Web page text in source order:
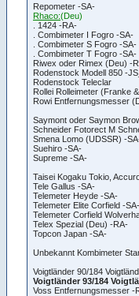
Repometer -SA-
Rhaco:(Deu)
. 1424 -RA-
. Combimeter I Fogro -SA-
. Combimeter S Fogro -SA-
. Combimeter T Fogro -SA-
Riwex oder Rimex (Deu) -
Rodenstock Modell 850 -
Rodenstock Teleclar
Rollei Rolleimeter (Franke
Rowi Entfernungsmesser
Saymont oder Saymon
Schneider Fotorect M
Smena Lomo (UDSSR) -
Suehiro -SA-
Supreme -SA-
Taisei Kogaku Tokio,
Tele Gallus -SA-
Telemeter Heyde -SA-
Telemeter Elite Corfield -SA-
Telemeter Corfield
Telex Spezial (Deu) -RA-
Topcon Japan -SA-
Unbekannt Kombimeter
Voigtländer 90/184
Voigtländer 93/184
Voss Entfernungsmesser -